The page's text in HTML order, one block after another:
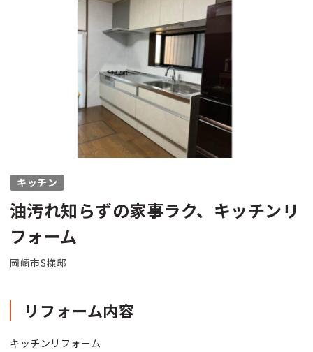
キッチン
油汚れ知らずの家事ラク、キッチンリ
フォーム
岡崎市S様邸
リフォーム内容
キッチンリフォーム